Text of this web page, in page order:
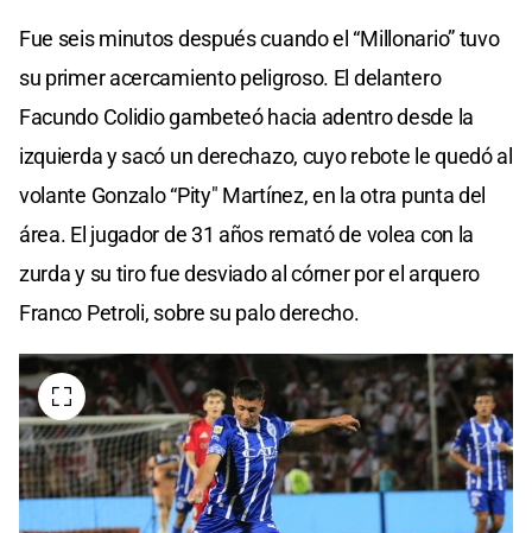
Fue seis minutos después cuando el “Millonario” tuvo
su primer acercamiento peligroso. El delantero
Facundo Colidio gambeteó hacia adentro desde la
izquierda y sacó un derechazo, cuyo rebote le quedó al
volante Gonzalo “Pity" Martínez, en la otra punta del
área. El jugador de 31 años remató de volea con la
zurda y su tiro fue desviado al córner por el arquero
Franco Petroli, sobre su palo derecho.